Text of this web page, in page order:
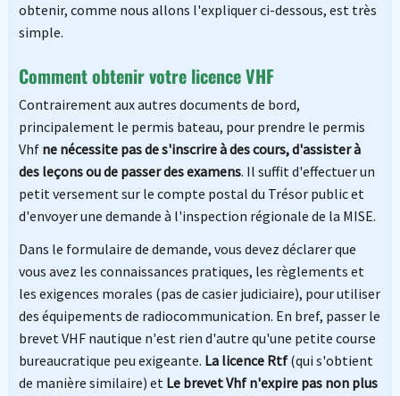
obtenir, comme nous allons l'expliquer ci-dessous, est très
simple.
Comment obtenir votre licence VHF
Contrairement aux autres documents de bord,
principalement le permis bateau, pour prendre le permis
Vhf ne nécessite pas de s'inscrire à des cours, d'assister à
des leçons ou de passer des examens. Il suffit d'effectuer un
petit versement sur le compte postal du Trésor public et
d'envoyer une demande à l'inspection régionale de la MISE.
Dans le formulaire de demande, vous devez déclarer que
vous avez les connaissances pratiques, les règlements et
les exigences morales (pas de casier judiciaire), pour utiliser
des équipements de radiocommunication. En bref, passer le
brevet VHF nautique n'est rien d'autre qu'une petite course
bureaucratique peu exigeante. La licence Rtf(qui s'obtient
de manière similaire) et Le brevet Vhf n'expire pas non plus